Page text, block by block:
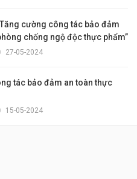
cường công tác bảo đảm
chống ngộ độc thực phẩm”
27-05-2024
tác bảo đảm an toàn thực
15-05-2024